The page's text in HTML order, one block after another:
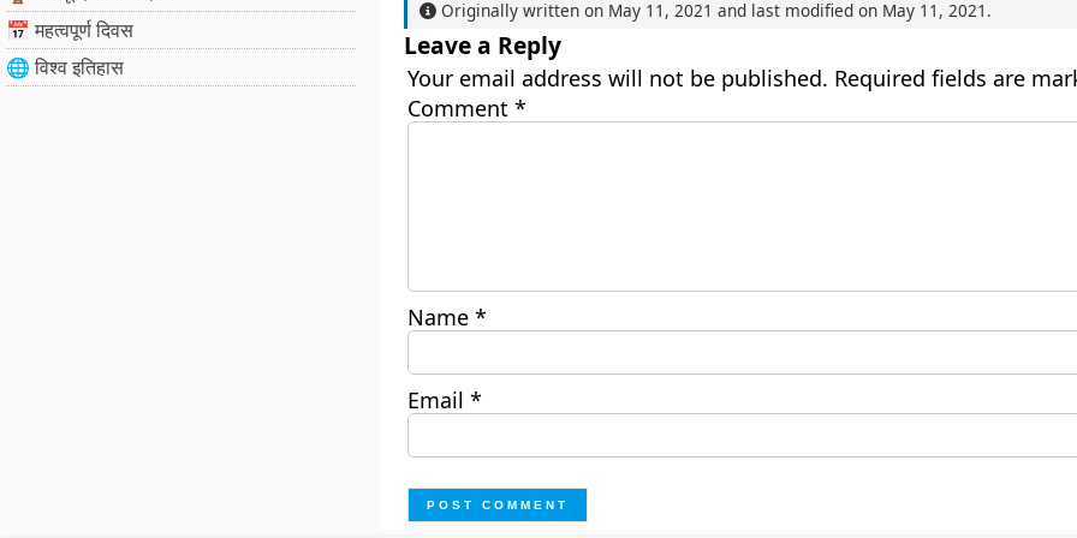
📅 महत्वपूर्ण दिवस
🌐 विश्व इतिहास
Originally written on May 11, 2021 and last modified on May 11, 2021 .
Leave a Reply
Your email address will not be published. Required fields are
Comment *
Name *
Email *